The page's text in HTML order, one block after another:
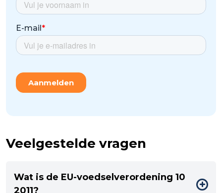
Veelgestelde vragen
Wat is de EU-voedselverordening 10
2011?